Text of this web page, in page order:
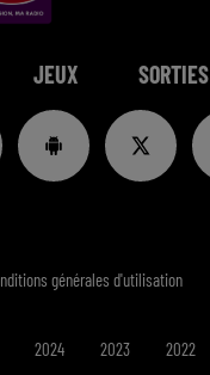
JEUX SORTIES
générales d'utilisation
2024 2023 2022